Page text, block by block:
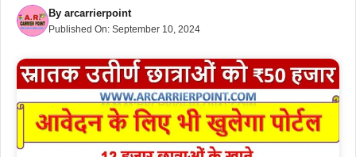
By arcarrierpoint
Published On: September 10, 2024